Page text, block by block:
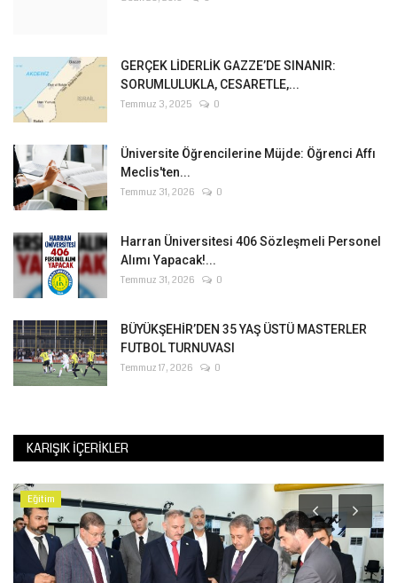
GERÇEK LİDERLİK GAZZE’DE SINANIR:
SORUMLULUKLA, CESARETLE,...
Temmuz 3, 2025 0
Üniversite Öğrencilerine Müjde: Öğrenci Affı
Meclis'ten...
Temmuz 31, 2026 0
Harran Üniversitesi 406 Sözleşmeli Personel
Alımı Yapacak!...
Temmuz 31, 2026 0
BÜYÜKŞEHİR’DEN 35 YAŞ ÜSTÜ MASTERLER
FUTBOL TURNUVASI
Temmuz 17, 2026 0
KARIŞIK İÇERIKLER
Eğitim